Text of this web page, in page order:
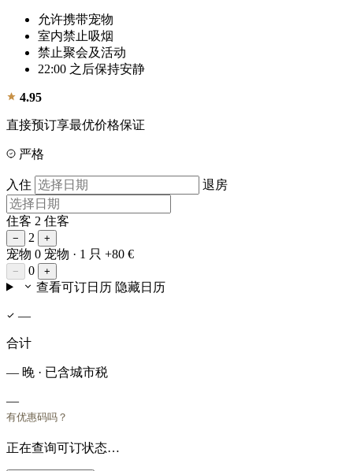
允许携带宠物
室内禁止吸烟
禁止聚会及活动
22:00 之后保持安静
4.95
直接预订享最优价格保证
严格
入住 退房
住客 2 住客
− 2 +
宠物 0 宠物 · 1 只 +80 €
− 0 +
查看可订日历 隐藏日历
—
合计
— 晚 · 已含城市税
—
有优惠码吗？
正在查询可订状态…